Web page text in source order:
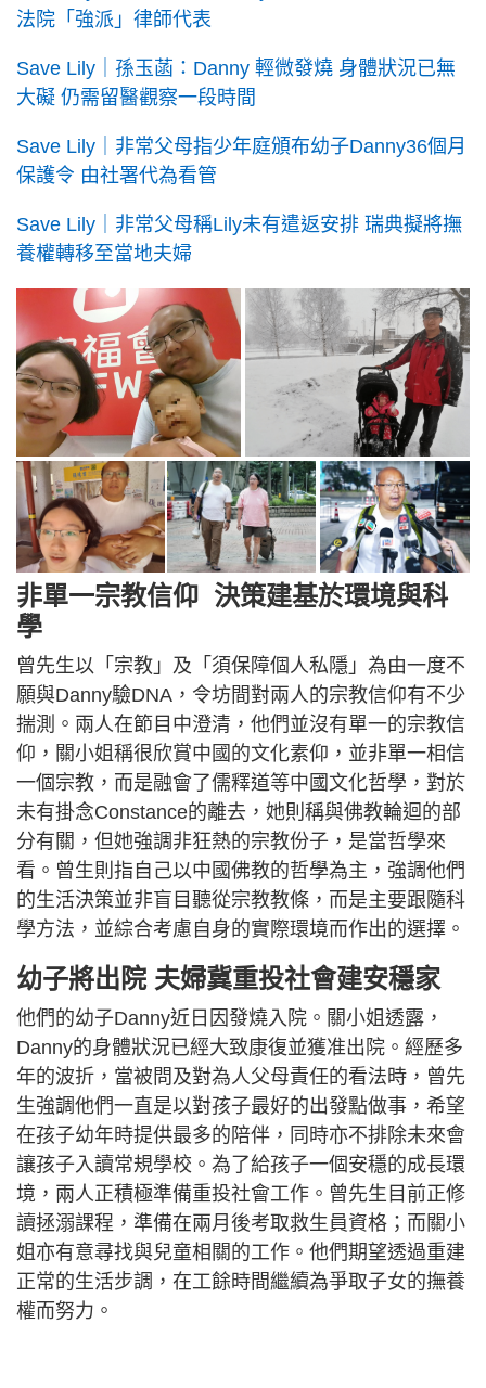
法院「強派」律師代表
Save Lily｜孫玉菡：Danny 輕微發燒 身體狀況已無
大礙 仍需留醫觀察一段時間
Save Lily｜非常父母指少年庭頒布幼子Danny36個月
保護令 由社署代為看管
Save Lily｜非常父母稱Lily未有遣返安排 瑞典擬將撫
養權轉移至當地夫婦
非單一宗教信仰 決策建基於環境與科
學
曾先生以「宗教」及「須保障個人私隱」為由一度不
願與Danny驗DNA，令坊間對兩人的宗教信仰有不少
揣測。兩人在節目中澄清，他們並沒有單一的宗教信
仰，關小姐稱很欣賞中國的文化素仰，並非單一相信
一個宗教，而是融會了儒釋道等中國文化哲學，對於
未有掛念Constance的離去，她則稱與佛教輪迴的部
分有關，但她強調非狂熱的宗教份子，是當哲學來
看。曾生則指自己以中國佛教的哲學為主，強調他們
的生活決策並非盲目聽從宗教教條，而是主要跟隨科
學方法，並綜合考慮自身的實際環境而作出的選擇。
幼子將出院 夫婦冀重投社會建安穩家
他們的幼子Danny近日因發燒入院。關小姐透露，
Danny的身體狀況已經大致康復並獲准出院。經歷多
年的波折，當被問及對為人父母責任的看法時，曾先
生強調他們一直是以對孩子最好的出發點做事，希望
在孩子幼年時提供最多的陪伴，同時亦不排除未來會
讓孩子入讀常規學校。為了給孩子一個安穩的成長環
境，兩人正積極準備重投社會工作。曾先生目前正修
讀拯溺課程，準備在兩月後考取救生員資格；而關小
姐亦有意尋找與兒童相關的工作。他們期望透過重建
正常的生活步調，在工餘時間繼續為爭取子女的撫養
權而努力。